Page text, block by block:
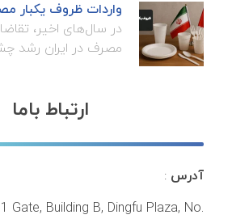
واردات ظروف یکبار
در سال‌های اخیر،
مصرف در ایران رشد
ارتباط باما
آدرس :
Gate, Building B, Dingfu Plaza, No.